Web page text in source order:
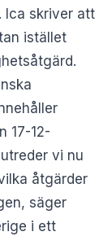
Ica skriver att
istället
17-12-
vi nu
åtgärder
säger
i ett